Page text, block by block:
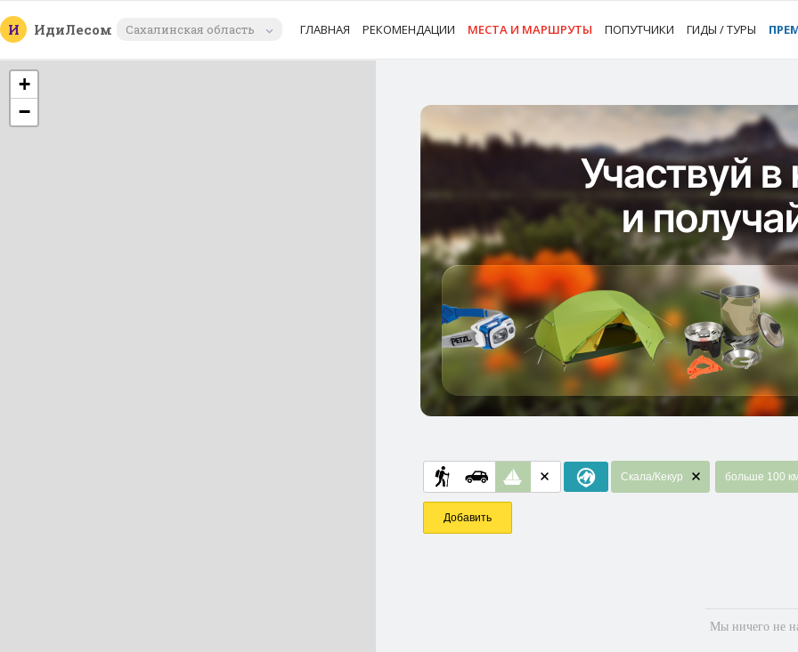
И ИдиЛесом Сахалинская область ГЛАВНАЯ РЕКОМЕНДАЦИИ МЕСТА И МАРШРУТЫ ПОПУТЧИКИ ГИДЫ / ТУРЫ
+
−
Скала/Кекур больше 100
Добавить
Мы ничего не